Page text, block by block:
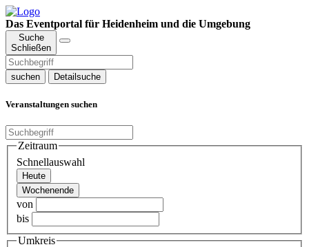
Das Eventportal für Heidenheim und die Umgebung
Suche
Schließen
suchen Detailsuche
Veranstaltungen suchen
Zeitraum
Schnellauswahl
Heute
Wochenende
von
bis
Umkreis